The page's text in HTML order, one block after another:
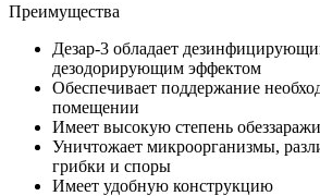
Преимущества
Дезар-3 обладает
дезодорирующим эффектом
Обеспечивает поддержание
помещении
Имеет высокую степень
Уничтожает микроорганизмы,
грибки и споры
Имеет удобную конструкцию